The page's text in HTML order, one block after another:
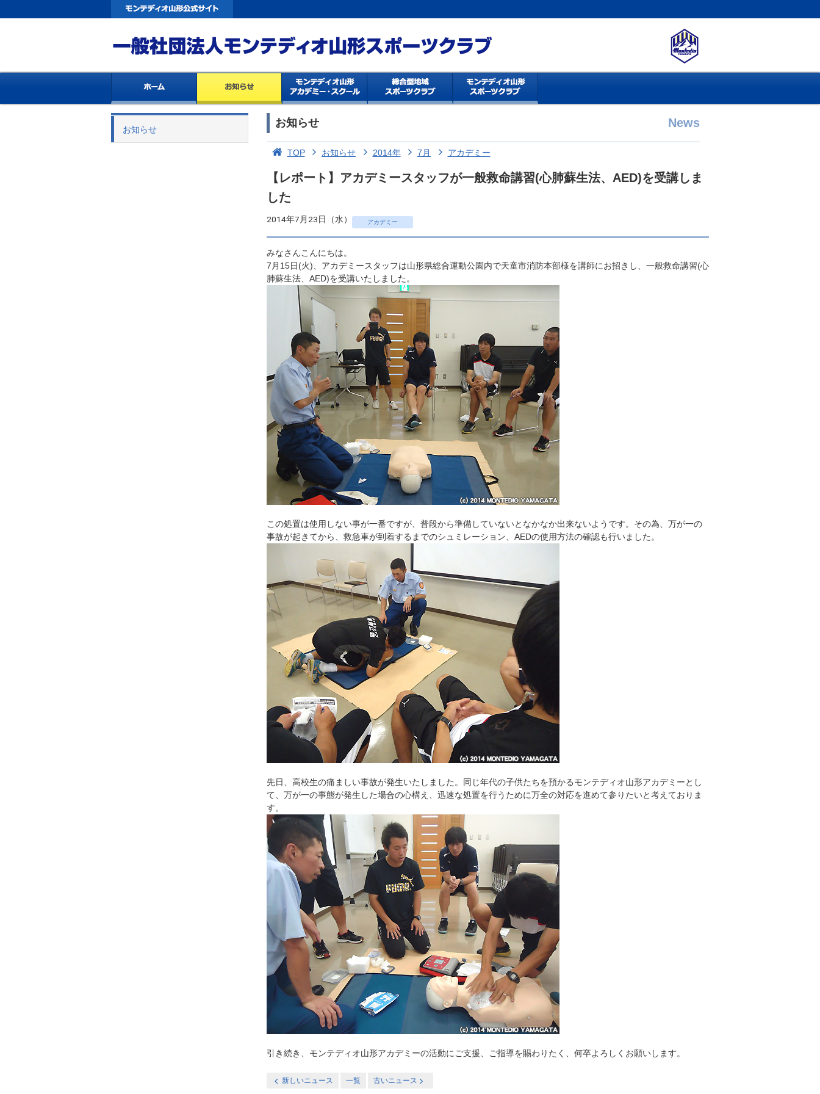
お知らせ
お知らせ News
TOP お知らせ 2014年 7月 アカデミー
【レポート】アカデミースタッフが一般救命講習(心肺蘇生法、AED)を受講しま
した
2014年7月23日（水） アカデミー
みなさんこんにちは。
7月15日(火)、アカデミースタッフは山形県総合運動公園内で天童市消防本部様を講師にお招きし、一般救命講習(心
肺蘇生法、AED)を受講いたしました。
この処置は使用しない事が一番ですが、普段から準備していないとなかなか出来ないようです。その為、万が一の
事故が起きてから、救急車が到着するまでのシュミレーション、AEDの使用方法の確認も行いました。
先日、高校生の痛ましい事故が発生いたしました。同じ年代の子供たちを預かるモンテディオ山形アカデミーとし
て、万が一の事態が発生した場合の心構え、迅速な処置を行うために万全の対応を進めて参りたいと考えておりま
す。
引き続き、モンテディオ山形アカデミーの活動にご支援、ご指導を賜わりたく、何卒よろしくお願いします。
新しいニュース 一覧 古いニュース